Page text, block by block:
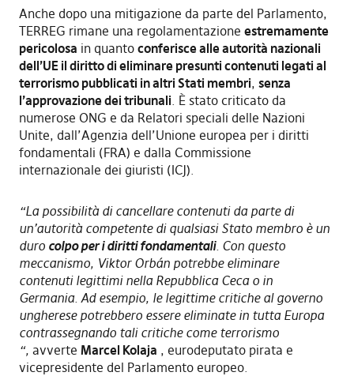
Anche dopo una mitigazione da parte del Parlamento,
TERREG rimane una regolamentazione estremamente
pericolosa in quanto conferisce alle autorità nazionali
dell’UE il diritto di eliminare presunti contenuti legati al
terrorismo pubblicati in altri Stati membri, senza
l’approvazione dei tribunali . È stato criticato da
numerose ONG e da Relatori speciali delle Nazioni
Unite, dall’Agenzia dell’Unione europea per i diritti
fondamentali (FRA) e dalla Commissione
internazionale dei giuristi (ICJ).
“La possibilità di cancellare contenuti da parte di
un’autorità competente di qualsiasi Stato membro è un
duro colpo per i diritti fondamentali. Con questo
meccanismo, Viktor Orbán potrebbe eliminare
contenuti legittimi nella Repubblica Ceca o in
Germania. Ad esempio, le legittime critiche al governo
ungherese potrebbero essere eliminate in tutta Europa
contrassegnando tali critiche come terrorismo
“, avverte Marcel Kolaja , eurodeputato pirata e
vicepresidente del Parlamento europeo.